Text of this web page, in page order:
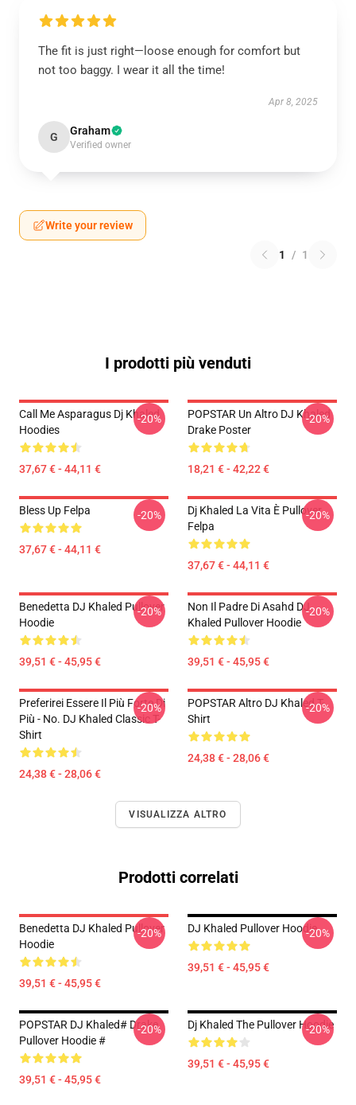
The fit is just right—loose enough for comfort but
not too baggy. I wear it all the time!
Apr 8, 2025
G Graham
Verified owner
Write your review
1 / 1
I prodotti più venduti
Call Me Asparagus Dj Khaled
Hoodies
37,67 € - 44,11 €
-20%
POPSTAR Un Altro DJ Khaled
Drake Poster
18,21 € - 42,22 €
-20%
Bless Up Felpa
37,67 € - 44,11 €
-20%
Dj Khaled La Vita È Pullover
Felpa
37,67 € - 44,11 €
-20%
Benedetta DJ Khaled Pullover
Hoodie
39,51 € - 45,95 €
-20%
Non Il Padre Di Asahd DJ
Khaled Pullover Hoodie
39,51 € - 45,95 €
-20%
Preferirei Essere Il Più Forte Di
Più - No. DJ Khaled Classic T-
Shirt
24,38 € - 28,06 €
-20%
POPSTAR Altro DJ Khaled T-
Shirt
24,38 € - 28,06 €
-20%
VISUALIZZA ALTRO
Prodotti correlati
Benedetta DJ Khaled Pullover
Hoodie
39,51 € - 45,95 €
-20% DJ Khaled Pullover Hoodie
39,51 € - 45,95 €
-20%
POPSTAR DJ Khaled# Drake
Pullover Hoodie #
39,51 € - 45,95 €
-20% Dj Khaled The Pullover Hoodie
39,51 € - 45,95 €
-20%